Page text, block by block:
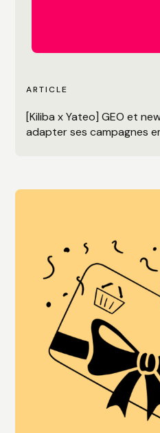
ARTICLE
[Kiliba x Yateo] GEO et
adapter ses campagnes